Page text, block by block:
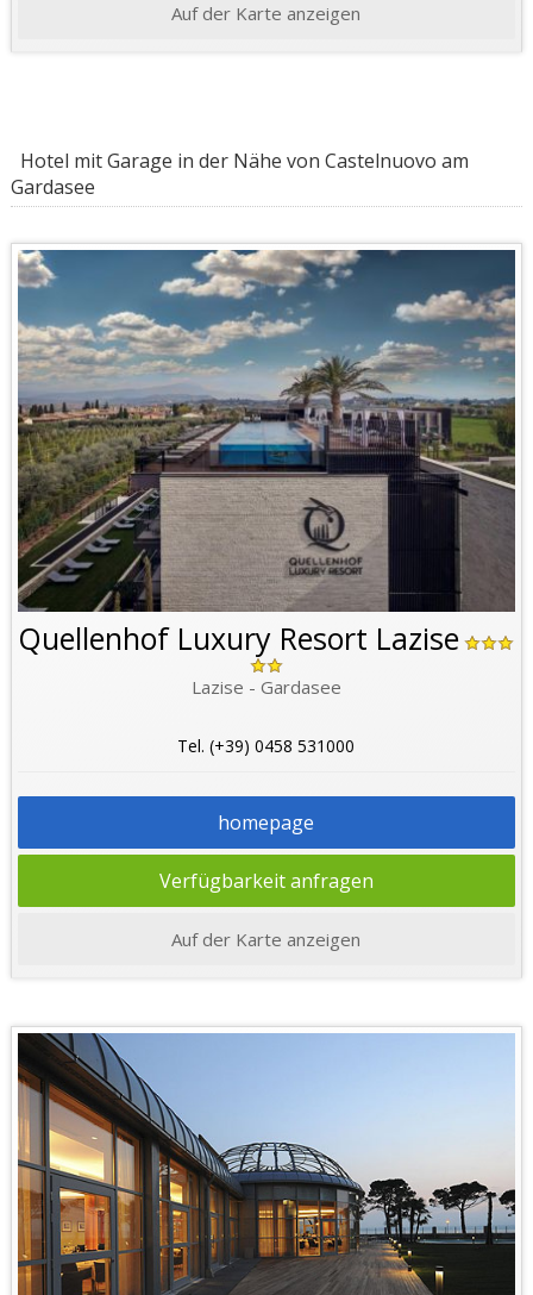
Auf der Karte anzeigen
Hotel mit Garage in der Nähe von Castelnuovo am
Gardasee
Quellenhof Luxury Resort Lazise
Lazise - Gardasee
Tel. (+39) 0458 531000
homepage
Verfügbarkeit anfragen
Auf der Karte anzeigen